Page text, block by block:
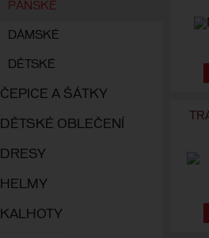
PÁNSKÉ
DÁMSKÉ
DĚTSKÉ
ČEPICE A ŠÁTKY
DĚTSKÉ OBLEČENÍ
DRESY
HELMY
KALHOTY